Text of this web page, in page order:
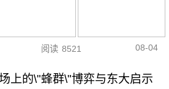
阅读 8521 08-04
上的\"蜂群\"博弈与东大启示